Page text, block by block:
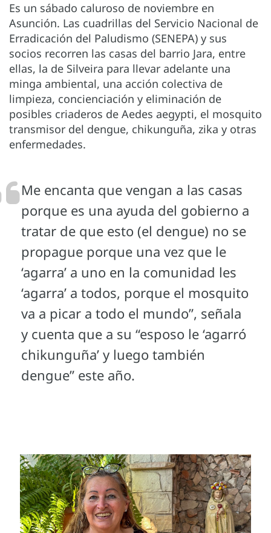
Es un sábado caluroso de noviembre en
Asunción. Las cuadrillas del Servicio Nacional de
Erradicación del Paludismo (SENEPA) y sus
socios recorren las casas del barrio Jara, entre
ellas, la de Silveira para llevar adelante una
minga ambiental, una acción colectiva de
limpieza, concienciación y eliminación de
posibles criaderos de Aedes aegypti, el mosquito
transmisor del dengue, chikunguña, zika y otras
enfermedades.
Me encanta que vengan a las casas
porque es una ayuda del gobierno a
tratar de que esto (el dengue) no se
propague porque una vez que le
‘agarra’ a uno en la comunidad les
‘agarra’ a todos, porque el mosquito
va a picar a todo el mundo”, señala
y cuenta que a su “esposo le ‘agarró
chikunguña’ y luego también
dengue” este año.